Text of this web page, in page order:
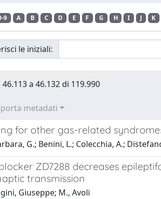
9 A B C D E F G H I J K
le iniziali:
a 46.132 di 119.990
metadati
for other gas-related
G.; Benini, L.; Colecchia, A.;
ZD7288 decreases
transmission
Giuseppe; M., Avoli